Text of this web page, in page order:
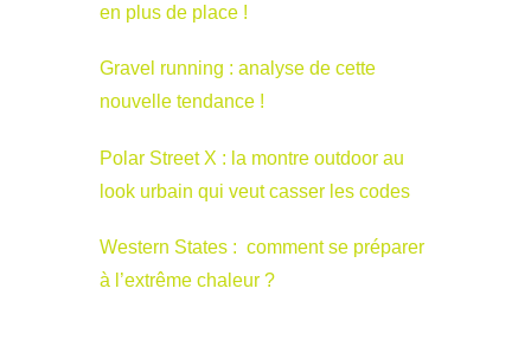
en plus de place !
Gravel running : analyse de cette
nouvelle tendance !
Polar Street X : la montre outdoor au
look urbain qui veut casser les codes
Western States : comment se préparer
à l’extrême chaleur ?